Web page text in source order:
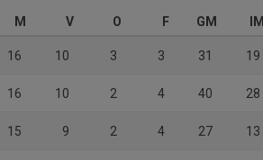
M V O F GM IM
16 10 3 3 31 19
16 10 2 4 40 28
15 9 2 4 27 13